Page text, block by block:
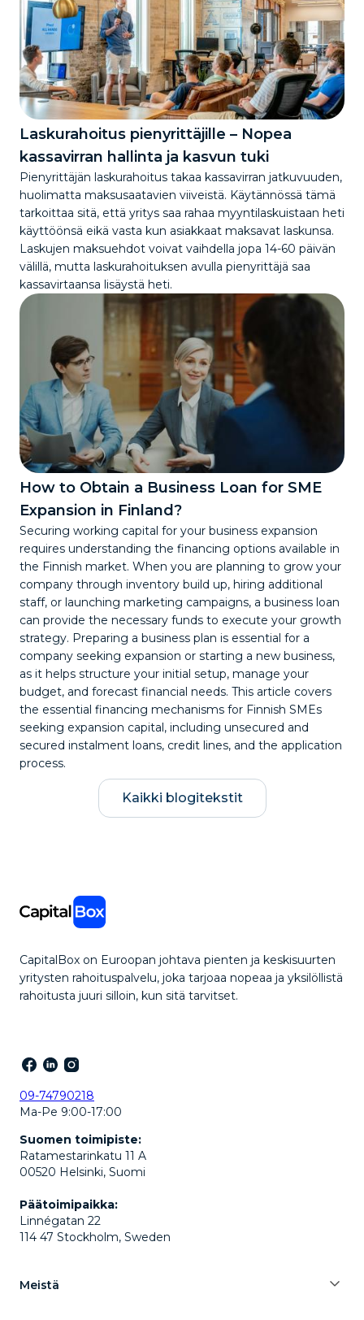
Laskurahoitus pienyrittäjille – Nopea
kassavirran hallinta ja kasvun tuki
Pienyrittäjän laskurahoitus takaa kassavirran jatkuvuuden,
huolimatta maksusaatavien viiveistä. Käytännössä tämä
tarkoittaa sitä, että yritys saa rahaa myyntilaskuistaan heti
käyttöönsä eikä vasta kun asiakkaat maksavat laskunsa.
Laskujen maksuehdot voivat vaihdella jopa 14-60 päivän
välillä, mutta laskurahoituksen avulla pienyrittäjä saa
kassavirtaansa lisäystä heti.
How to Obtain a Business Loan for SME
Expansion in Finland?
Securing working capital for your business expansion
requires understanding the financing options available in
the Finnish market. When you are planning to grow your
company through inventory build up, hiring additional
staff, or launching marketing campaigns, a business loan
can provide the necessary funds to execute your growth
strategy. Preparing a business plan is essential for a
company seeking expansion or starting a new business,
as it helps structure your initial setup, manage your
budget, and forecast financial needs. This article covers
the essential financing mechanisms for Finnish SMEs
seeking expansion capital, including unsecured and
secured instalment loans, credit lines, and the application
process.
Kaikki blogitekstit
CapitalBox on Euroopan johtava pienten ja keskisuurten
yritysten rahoituspalvelu, joka tarjoaa nopeaa ja yksilöllistä
rahoitusta juuri silloin, kun sitä tarvitset.
09-74790218
Ma-Pe 9:00-17:00
Suomen toimipiste:
Ratamestarinkatu 11 A
00520 Helsinki, Suomi
Päätoimipaikka:
Linnégatan 22
114 47 Stockholm, Sweden
Meistä